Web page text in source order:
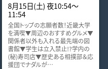
8月15日(土) 夜10:54～
11:54
全国トップの志願者数！近畿大学
を満喫▼周辺のおすすめグルメ▼
関係者以外も入れる最先端の図
書館▼学生は立入禁止!?学内の
(秘)寿司店▼歴史ある相撲部＆応
援団でナダルが…